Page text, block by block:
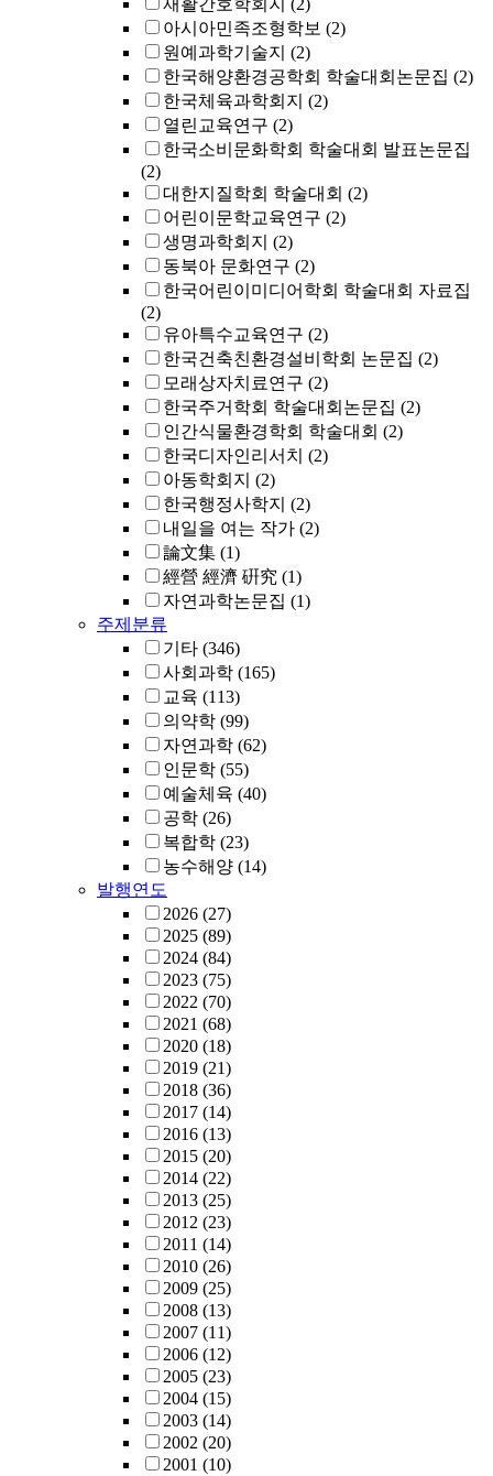
재활간호학회지 (2)
아시아민족조형학보 (2)
원예과학기술지 (2)
한국해양환경공학회 학술대회논문집 (2)
한국체육과학회지 (2)
열린교육연구 (2)
한국소비문화학회 학술대회 발표논문집
(2)
대한지질학회 학술대회 (2)
어린이문학교육연구 (2)
생명과학회지 (2)
동북아 문화연구 (2)
한국어린이미디어학회 학술대회 자료집
(2)
유아특수교육연구 (2)
한국건축친환경설비학회 논문집 (2)
모래상자치료연구 (2)
한국주거학회 학술대회논문집 (2)
인간식물환경학회 학술대회 (2)
한국디자인리서치 (2)
아동학회지 (2)
한국행정사학지 (2)
내일을 여는 작가 (2)
論文集 (1)
經營 經濟 硏究 (1)
자연과학논문집 (1)
주제분류
기타 (346)
사회과학 (165)
교육 (113)
의약학 (99)
자연과학 (62)
인문학 (55)
예술체육 (40)
공학 (26)
복합학 (23)
농수해양 (14)
발행연도
2026 (27)
2025 (89)
2024 (84)
2023 (75)
2022 (70)
2021 (68)
2020 (18)
2019 (21)
2018 (36)
2017 (14)
2016 (13)
2015 (20)
2014 (22)
2013 (25)
2012 (23)
2011 (14)
2010 (26)
2009 (25)
2008 (13)
2007 (11)
2006 (12)
2005 (23)
2004 (15)
2003 (14)
2002 (20)
2001 (10)